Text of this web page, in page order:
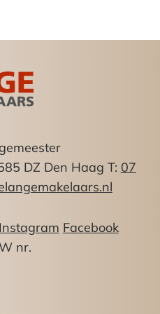
gronden zijn
activiteiten ten
A en B van de staat
functiemenging,
2 Staat van bedrijven
eigen vervoer. Via de
Via de Lozerlaan
DZ Den Haag T: 07
Instagram Facebook
nr.